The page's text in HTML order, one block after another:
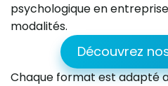
psychologique en
modalités.
Découvrez
Chaque format est adapté